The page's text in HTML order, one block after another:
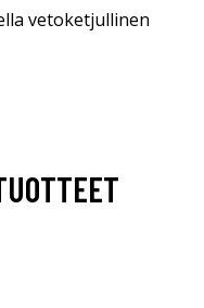
vetoketjullinen